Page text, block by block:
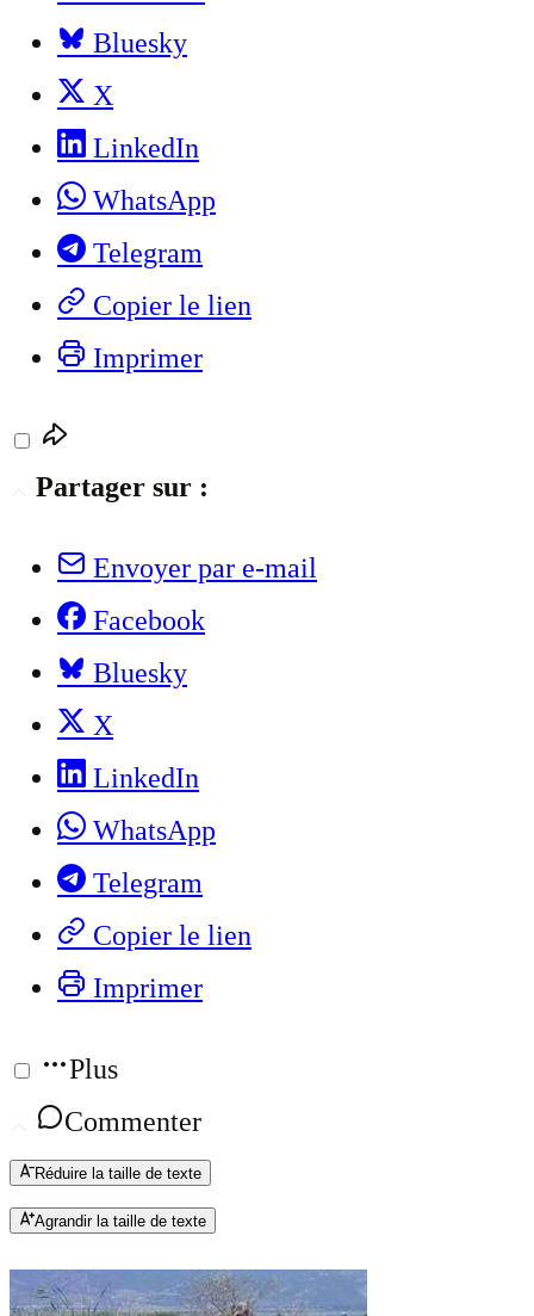
Bluesky
X
LinkedIn
WhatsApp
Telegram
Copier le lien
Imprimer
Partager sur :
Envoyer par e-mail
Facebook
Bluesky
X
LinkedIn
WhatsApp
Telegram
Copier le lien
Imprimer
Plus
Commenter
Réduire la taille de texte
Agrandir la taille de texte